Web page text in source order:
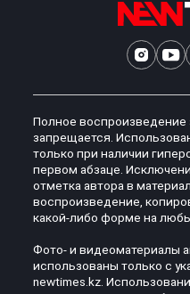
Полное воспроизведение
запрещается.
только при наличии
первом абзаце.
отметка автора в
воспроизведение,
какой-либо форме на
Фото- и видеоматериалы
использованы только с
newtimes.kz.